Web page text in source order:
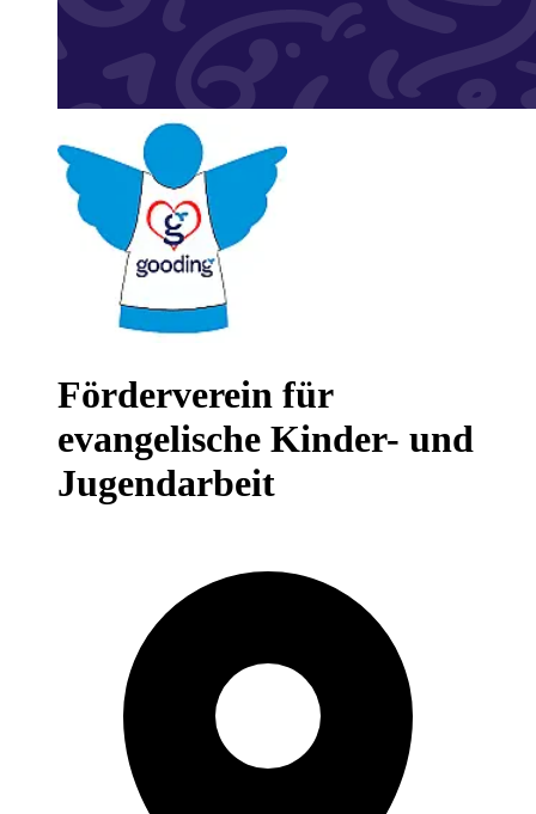
Förderverein für
evangelische Kinder- und
Jugendarbeit